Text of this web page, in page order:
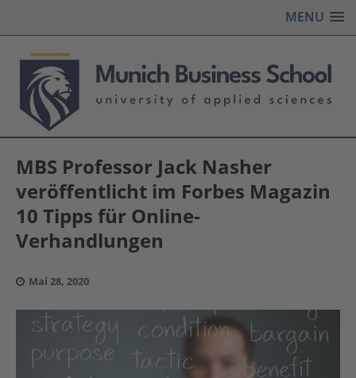
MENU
MBS Professor Jack Nasher
veröffentlicht im Forbes Magazin
10 Tipps für Online-
Verhandlungen
Mai 28, 2020